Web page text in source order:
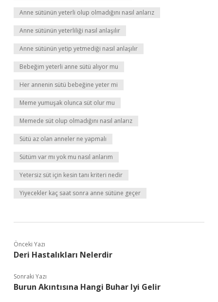
Anne sütünün yeterli olup olmadığını nasıl anlarız
Anne sütünün yeterliliği nasıl anlaşılır
Anne sütünün yetip yetmediği nasıl anlaşılır
Bebeğim yeterli anne sütü alıyor mu
Her annenin sütü bebeğine yeter mi
Meme yumuşak olunca süt olur mu
Memede süt olup olmadığını nasıl anlarız
Sütü az olan anneler ne yapmalı
Sütüm var mı yok mu nasıl anlarım
Yetersiz süt için kesin tanı kriteri nedir
Yiyecekler kaç saat sonra anne sütüne geçer
Önceki Yazı
Deri Hastalıkları Nelerdir
Sonraki Yazı
Burun Akıntısına Hangi Buhar Iyi Gelir